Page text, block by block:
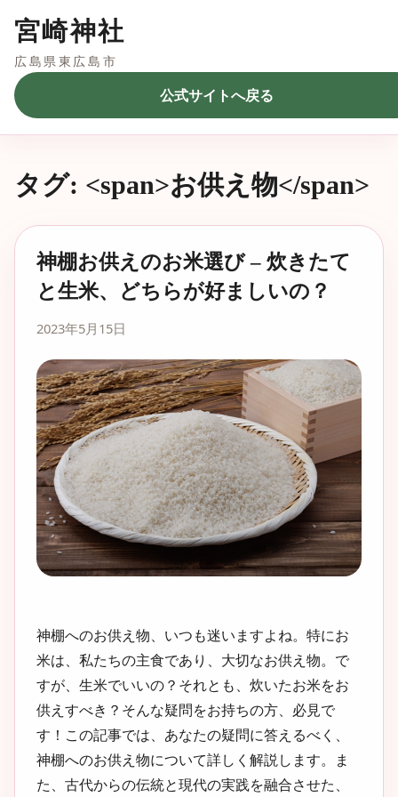
宮崎神社
広島県東広島市
公式サイトへ戻る
タグ: <span>お供え物</span>
神棚お供えのお米選び – 炊きたて
と生米、どちらが好ましいの？
2023年5月15日
神棚へのお供え物、いつも迷いますよね。特にお
米は、私たちの主食であり、大切なお供え物。で
すが、生米でいいの？それとも、炊いたお米をお
供えすべき？そんな疑問をお持ちの方、必見で
す！この記事では、あなたの疑問に答えるべく、
神棚へのお供え物について詳しく解説します。ま
た、古代からの伝統と現代の実践を融合させた、